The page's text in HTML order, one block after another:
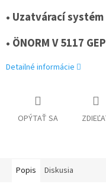
• Uzatvárací
• ÖNORM V 5117
Detailné informácie
OPÝTAŤ SA
Popis Diskusia